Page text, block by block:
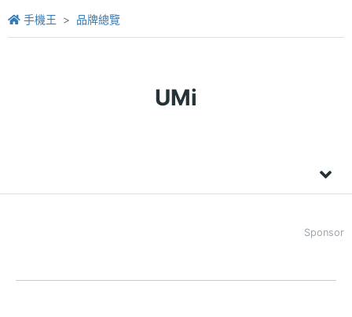
手機王 品牌總覽
UMi
Sponsor